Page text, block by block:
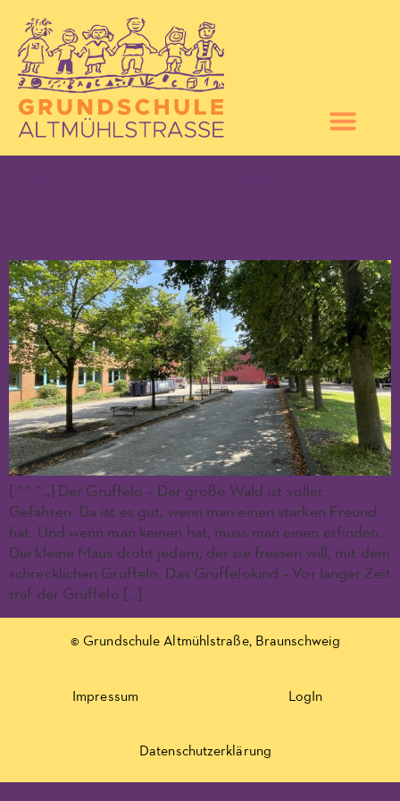
[ “ “ “ „] Der Grüffelo – Der große Wald ist voller
Gefahren. Da ist es gut, wenn man einen starken Freund
hat. Und wenn man keinen hat, muss man einen erfinden.
Die kleine Maus droht jedem, der sie fressen will, mit dem
schrecklichen Grüffelo. Das Grüffelokind – Vor langer Zeit
traf der Grüffelo […]
© Grundschule Altmühlstraße, Braunschweig
Impressum LogIn
Datenschutzerklärung